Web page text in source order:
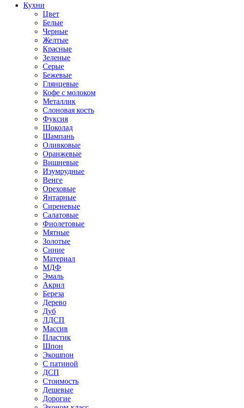
Кухни
Цвет
Белые
Черные
Желтые
Красные
Зеленые
Серые
Бежевые
Глянцевые
Кофе с молоком
Металлик
Слоновая кость
Фуксия
Шоколад
Шампань
Оливковые
Оранжевые
Вишневые
Изумрудные
Венге
Ореховые
Янтарные
Сиреневые
Салатовые
Фиолетовые
Мятные
Золотые
Синие
Материал
МДФ
Эмаль
Акрил
Береза
Дерево
Дуб
ЛДСП
Массив
Пластик
Шпон
Экошпон
С патиной
ДСП
Стоимость
Дешевые
Дорогие